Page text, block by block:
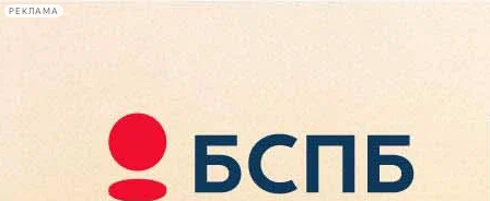
РЕКЛАМА
Сегодня:
2026.08.08
01:56